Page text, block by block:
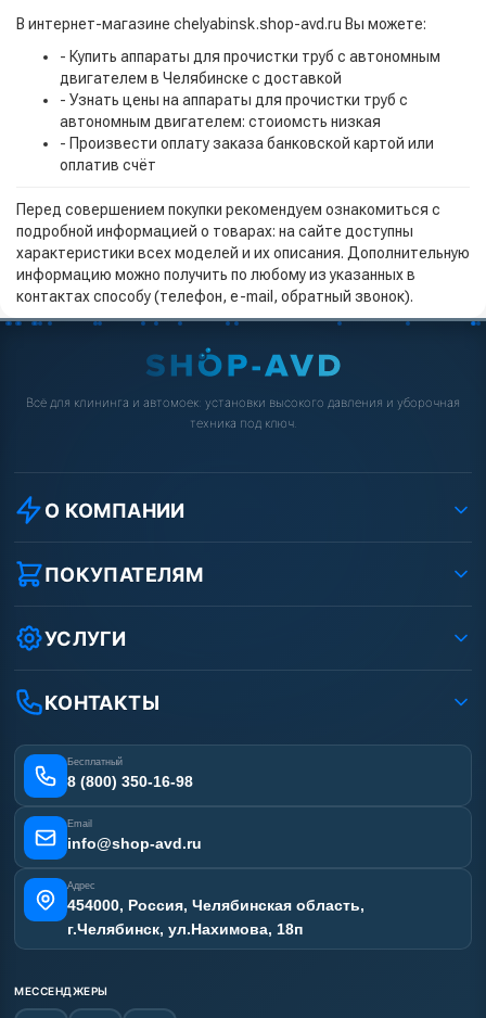
В интернет-магазине chelyabinsk.shop-avd.ru Вы можете:
- Купить аппараты для прочистки труб с автономным
двигателем в Челябинске с доставкой
- Узнать цены на аппараты для прочистки труб с
автономным двигателем: стоиомсть низкая
- Произвести оплату заказа банковской картой или
оплатив счёт
Перед совершением покупки рекомендуем ознакомиться с
подробной информацией о товарах: на сайте доступны
характеристики всех моделей и их описания. Дополнительную
информацию можно получить по любому из указанных в
контактах способу (телефон, e-mail, обратный звонок).
Всё для клининга и автомоек: установки высокого давления и уборочная
техника под ключ.
О КОМПАНИИ
О компании
Реквизиты ООО «Шоп АВД»
Условия соглашения
Вакансии
Статьи
ПОКУПАТЕЛЯМ
Как заказать?
Оплата
Лизинг
Получить скидку
УСЛУГИ
Ремонт АВД
Сертификаты
Отзывы наших клиентов
Карта сайта
КОНТАКТЫ
Бесплатный
8 (800) 350-16-98
Email
info@shop-avd.ru
Адрес
454000, Россия, Челябинская область,
г.Челябинск, ул.Нахимова, 18п
МЕССЕНДЖЕРЫ